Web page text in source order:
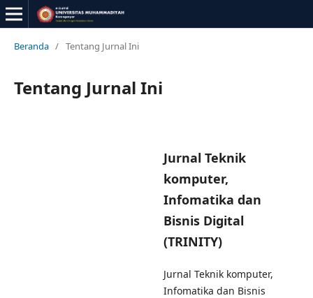
Beranda / Tentang Jurnal Ini
Tentang Jurnal Ini
Jurnal Teknik
komputer,
Infomatika dan
Bisnis Digital
(TRINITY)
Jurnal Teknik komputer,
Infomatika dan Bisnis